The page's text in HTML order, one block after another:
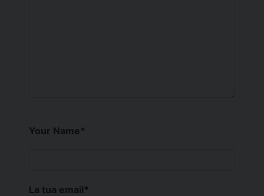
Your Name*
La tua email*